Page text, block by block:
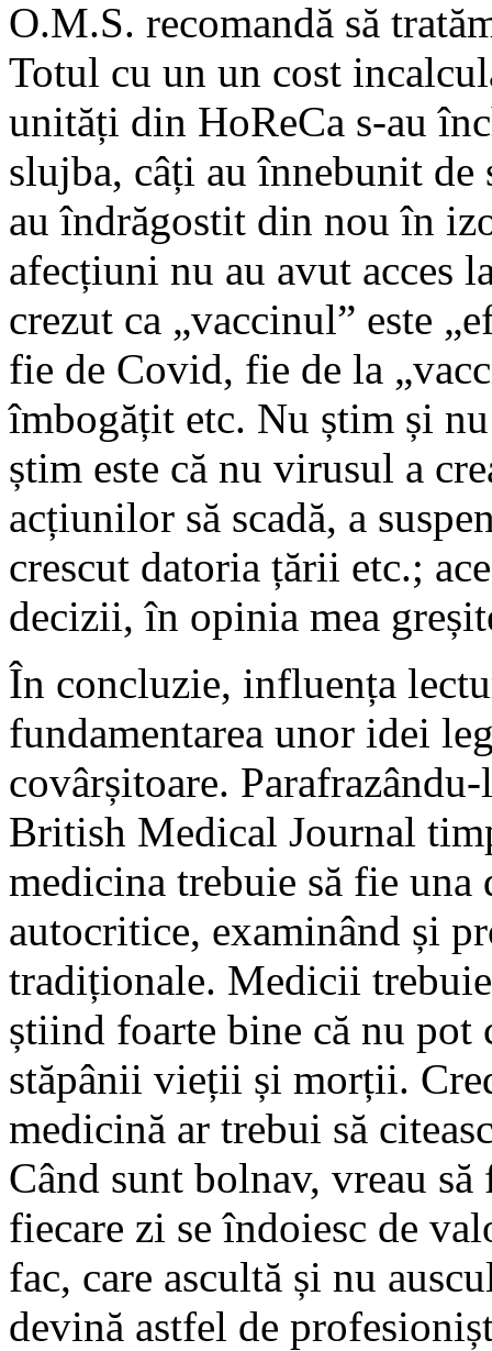
O.M.S. recomandă să
Totul cu un un cost
unități din HoReCa s-au
slujba, câți au înnebunit
au îndrăgostit din nou în
afecțiuni nu au avut acces
crezut ca „vaccinul” este
fie de Covid, fie de la
îmbogățit etc. Nu știm și
știm este că nu virusul a
acțiunilor să scadă, a
crescut datoria țării etc.;
decizii, în opinia mea
În concluzie, influența
fundamentarea unor idei
covârșitoare.
British Medical Journal
medicina trebuie să fie
autocritice, examinând și
tradiționale. Medicii
știind foarte bine că nu pot
stăpânii vieții și morții.
medicină ar trebui să
Când sunt bolnav, vreau
fiecare zi se îndoiesc de
fac, care ascultă și nu
devină astfel de